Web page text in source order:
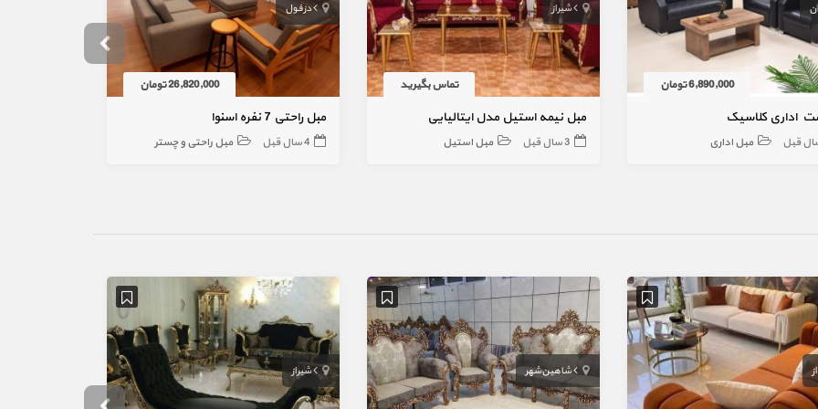
6,890,000 تومان
اداری کلاسیک
مبل اداری
شیراز
تماس بگیرید
مبل نیمه استیل مدل ایتالیایی
3 سال قبل مبل استیل
دزفول
26,820,000 تومان
مبل راحتی 7 نفره اسنوا
4 سال قبل مبل راحتی و چستر
شاهین‌شهر شیراز